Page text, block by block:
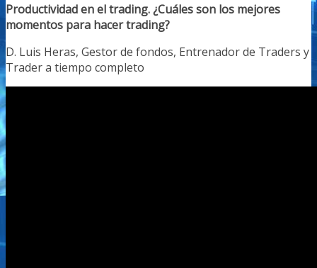
Productividad en el trading. ¿Cuáles son los mejores
momentos para hacer trading?
D. Luis Heras, Gestor de fondos, Entrenador de Traders y
Trader a tiempo completo